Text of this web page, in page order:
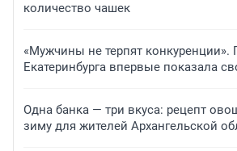
количество чашек
«Мужчины не терпят конкуренции».
Екатеринбурга впервые показала
Одна банка — три вкуса: рецепт
зиму для жителей Архангельской